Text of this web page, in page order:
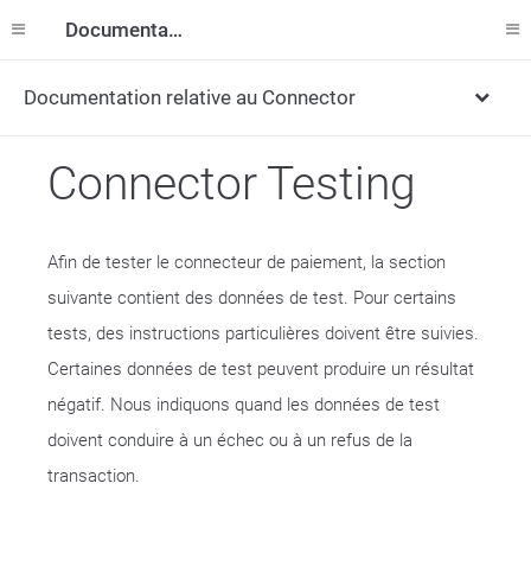
Documentation
Documentation relative au Connector
Connector Testing
Afin de tester le connecteur de paiement, la section
suivante contient des données de test. Pour certains
tests, des instructions particulières doivent être suivies.
Certaines données de test peuvent produire un résultat
négatif. Nous indiquons quand les données de test
doivent conduire à un échec ou à un refus de la
transaction.